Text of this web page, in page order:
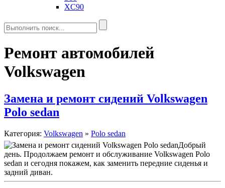
XC90
Ремонт автомобилей
Volkswagen
Замена и ремонт сидений Volkswagen
Polo sedan
Категория: Volkswagen » Polo sedan
Добрый
день. Продолжаем ремонт и обслуживание Volkswagen Polo
sedan и сегодня покажем, как заменить передние сиденья и
задний диван.